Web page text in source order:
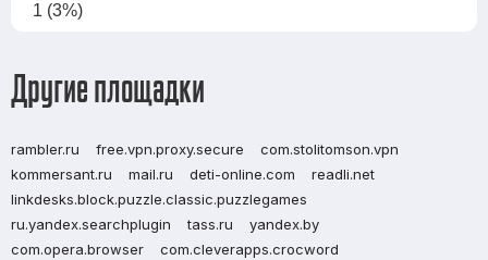
1 (3%)
Другие площадки
rambler.ru free.vpn.proxy.secure
com.stolitomson.vpn
kommersant.ru
mail.ru deti-online.com
readli.net
linkdesks.block.puzzle.classic.puzzlegames
ru.yandex.searchplugin
tass.ru
yandex.by
com.opera.browser
com.cleverapps.crocword